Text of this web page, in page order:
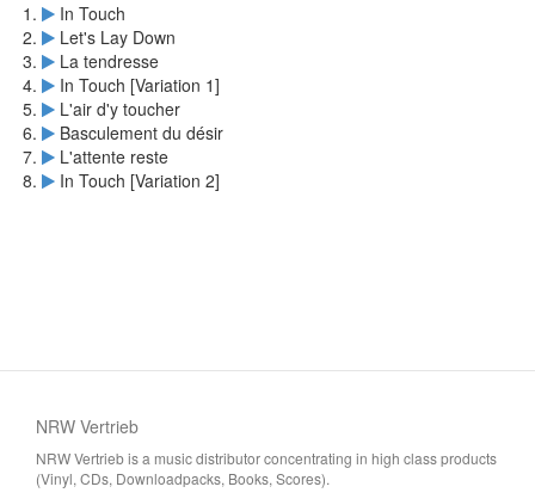
In Touch
Let's Lay Down
La tendresse
In Touch [Variation 1]
L'air d'y toucher
Basculement du désir
L'attente reste
In Touch [Variation 2]
NRW Vertrieb
NRW Vertrieb is a music distributor concentrating in high class products
(Vinyl, CDs, Downloadpacks, Books, Scores).